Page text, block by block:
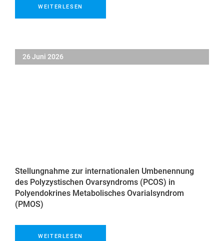
WEITERLESEN
26 Juni 2026
Stellungnahme zur internationalen Umbenennung
des Polyzystischen Ovarsyndroms (PCOS) in
Polyendokrines Metabolisches Ovarialsyndrom
(PMOS)
WEITERLESEN